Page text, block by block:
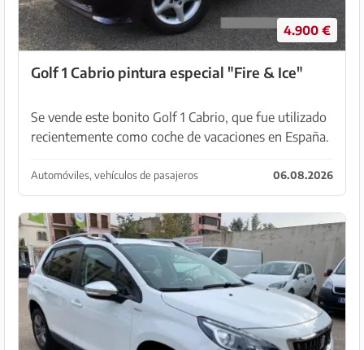
4.900 €
Golf 1 Cabrio pintura especial "Fire & Ice"
Se vende este bonito Golf 1 Cabrio, que fue utilizado
recientemente como coche de vacaciones en España.
una pintura especial (Lila-Violet met.) c...
Automóviles, vehículos de pasajeros 06.08.2026